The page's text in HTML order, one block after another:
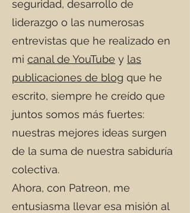
seguridad, desarrollo de
liderazgo o las numerosas
entrevistas que he realizado en
mi canal de YouTube y las
publicaciones de blog que he
escrito, siempre he creído que
juntos somos más fuertes:
nuestras mejores ideas surgen
de la suma de nuestra sabiduría
colectiva.
Ahora, con Patreon, me
entusiasma llevar esa misión al